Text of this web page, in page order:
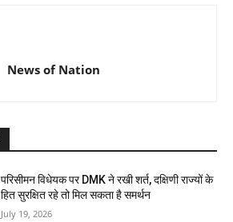
News of Nation
परिसीमन विधेयक पर DMK ने रखी शर्त, दक्षिणी राज्यों के
हित सुरक्षित रहे तो मिल सकता है समर्थन
July 19, 2026